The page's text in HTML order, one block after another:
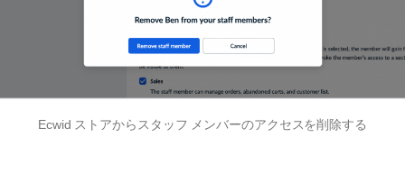
Ecwid ストアからスタッフ メンバーのアクセスを削除する